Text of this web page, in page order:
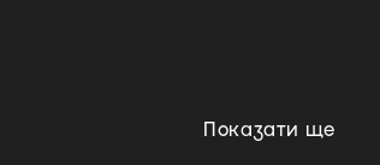
Показати ще